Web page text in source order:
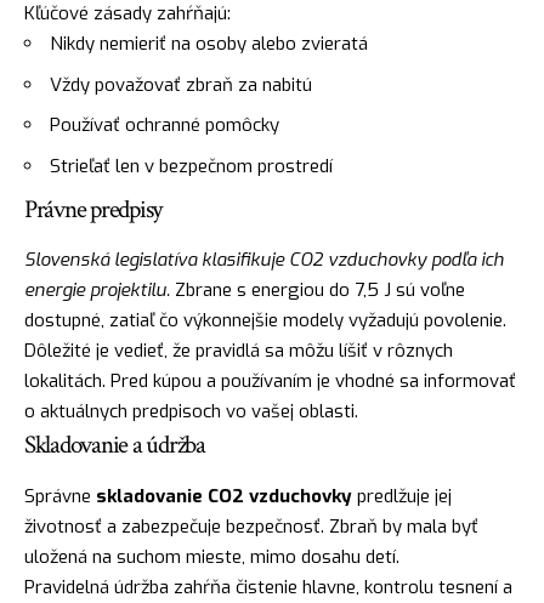
Kľúčové zásady zahŕňajú:
Nikdy nemieriť na osoby alebo zvieratá
Vždy považovať zbraň za nabitú
Používať ochranné pomôcky
Strieľať len v bezpečnom prostredí
Právne predpisy
Slovenská legislatíva klasifikuje CO2 vzduchovky podľa ich
energie projektilu. Zbrane s energiou do 7,5 J sú voľne
dostupné, zatiaľ čo výkonnejšie modely vyžadujú povolenie.
Dôležité je vedieť, že pravidlá sa môžu líšiť v rôznych
lokalitách. Pred kúpou a používaním je vhodné sa informovať
o aktuálnych predpisoch vo vašej oblasti.
Skladovanie a údržba
Správne skladovanie CO2 vzduchovky predlžuje jej
životnosť a zabezpečuje bezpečnosť. Zbraň by mala byť
uložená na suchom mieste, mimo dosahu detí.
Pravidelná údržba zahŕňa čistenie hlavne, kontrolu tesnení a